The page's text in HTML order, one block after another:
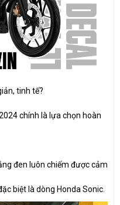
tinh tế?
chính là lựa chọn hoàn
đen luôn chiếm được cảm
biệt là dòng Honda Sonic.